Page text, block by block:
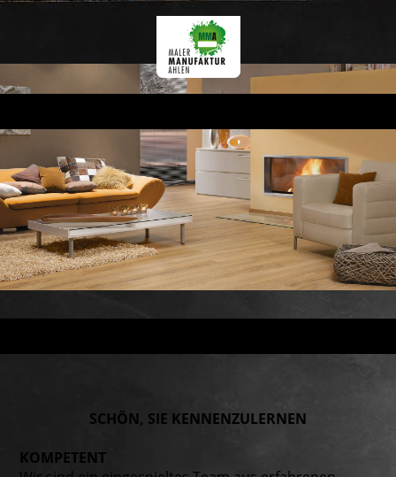
SCHÖN, SIE KENNEN­ZU­LERNEN
KOMPETENT